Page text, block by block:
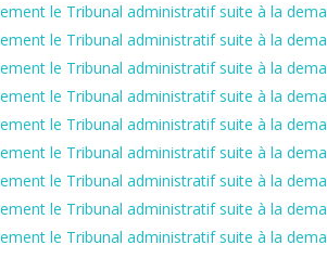
le Tribunal administratif suite à la
le Tribunal administratif suite à la
le Tribunal administratif suite à la
le Tribunal administratif suite à la
le Tribunal administratif suite à la
le Tribunal administratif suite à la
le Tribunal administratif suite à la
le Tribunal administratif suite à la
le Tribunal administratif suite à la